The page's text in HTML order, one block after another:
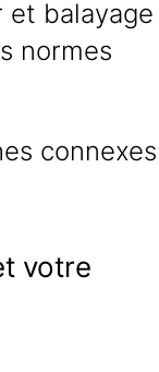
et balayage
normes
connexes
votre